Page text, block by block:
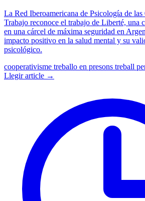
La Red Iberoamericana de Psicología de
Trabajo reconoce el trabajo de Liberté, una
en una cárcel de máxima seguridad en
impacto positivo en la salud mental y su
psicológico.
cooperativisme treballo en presons treball
Llegir article →